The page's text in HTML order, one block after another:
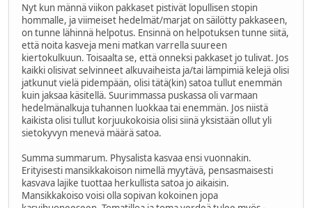
Nyt kun männä viikon pakkaset pistivät lopullisen stopin
hommalle, ja viimeiset hedelmät/marjat on säilötty pakkaseen,
on tunne lähinnä helpotus. Ensinnä on helpotuksen tunne siitä,
että noita kasveja meni matkan varrella suureen
kiertokulkuun. Toisaalta se, että onneksi pakkaset jo tulivat. Jos
kaikki olisivat selvinneet alkuvaiheista ja/tai lämpimiä kelejä olisi
jatkunut vielä pidempään, olisi tätä(kin) satoa tullut enemmän
kuin jaksaa käsitellä. Suurimmassa puskassa oli varmaan
hedelmänalkuja tuhannen luokkaa tai enemmän. Jos niistä
kaikista olisi tullut korjuukokoisia olisi siinä yksistään ollut yli
sietokyvyn menevä määrä satoa.
Summa summarum. Physalista kasvaa ensi vuonnakin.
Erityisesti mansikkakoison nimellä myytävä, pensasmaisesti
kasvava lajike tuottaa herkullista satoa jo aikaisin.
Mansikkakoiso voisi olla sopivan kokoinen jopa